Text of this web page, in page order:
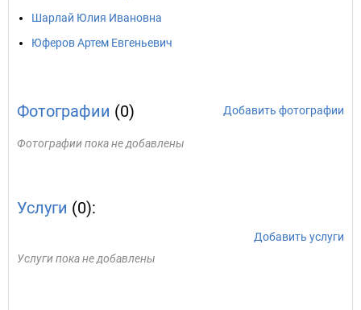
Шарлай Юлия Ивановна
Юферов Артем Евгеньевич
Фотографии (0) Добавить фотографии
Фотографии пока не добавлены
Услуги (0):
Добавить услуги
Услуги пока не добавлены